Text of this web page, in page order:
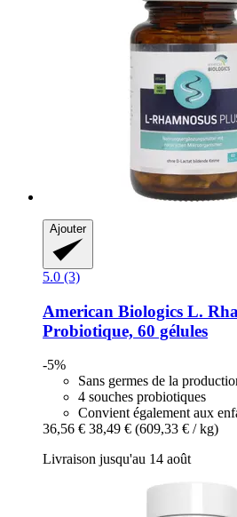
Ajouter
5.0 (3)
American Biologics L.
Probiotique, 60 gélules
-5%
Sans germes de la
4 souches probiotiques
Convient également aux
36,56 € 38,49 € (609,33 € / kg)
Livraison jusqu'au 14 août